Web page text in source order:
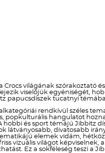
Crocs világának szórakoztató
viselőjük egyéniségét,
papucsdíszek tucatnyi
rendkívül széles
popkulturális hangulatot
hobbi és sport témájú Jibbitz
látványosabb, divatosabb
elemek vidám,
vizuális világot képviselnek,
Ez a sokféleség teszi a